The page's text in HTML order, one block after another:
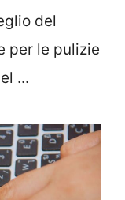
del
per le pulizie
...